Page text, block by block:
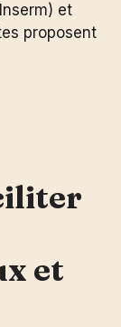
et
proposent
et